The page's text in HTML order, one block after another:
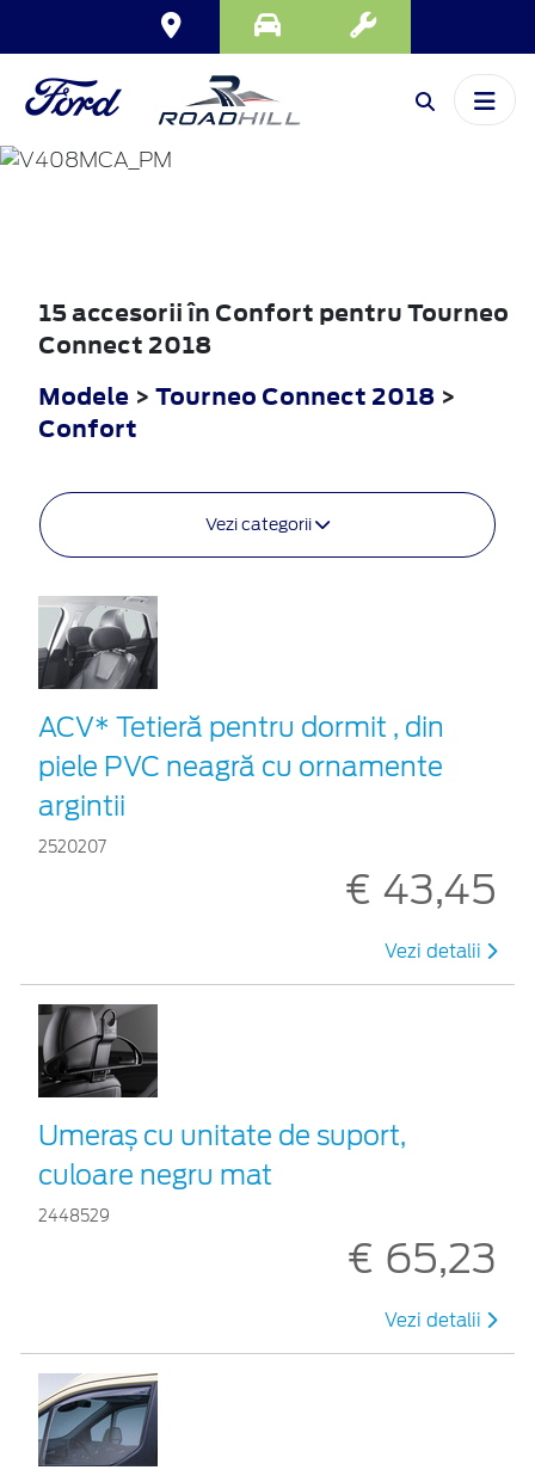
TOURNEO
CONNECT
15 accesorii în Confort pentru Tourneo
Connect 2018
Modele > Tourneo Connect 2018 >
Confort
Vezi categorii
ACV* Tetieră pentru dormit , din
piele PVC neagră cu ornamente
argintii
2520207
€ 43,45
Vezi detalii
Umeraș cu unitate de suport,
culoare negru mat
2448529
€ 65,23
Vezi detalii